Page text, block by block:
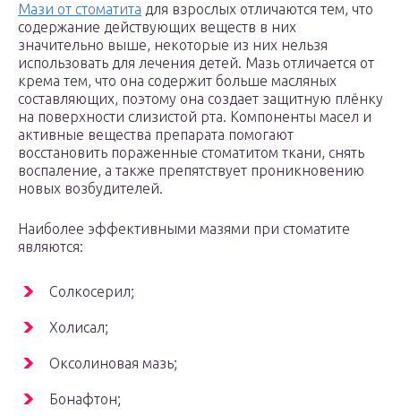
Мази от стоматита для взрослых отличаются тем, что
содержание действующих веществ в них
значительно выше, некоторые из них нельзя
использовать для лечения детей. Мазь отличается от
крема тем, что она содержит больше масляных
составляющих, поэтому она создает защитную плёнку
на поверхности слизистой рта. Компоненты масел и
активные вещества препарата помогают
восстановить пораженные стоматитом ткани, снять
воспаление, а также препятствует проникновению
новых возбудителей.
Наиболее эффективными мазями при стоматите
являются:
Солкосерил;
Холисал;
Оксолиновая мазь;
Бонафтон;